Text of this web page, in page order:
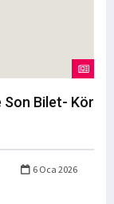
Bilet- Kör
6 Oca 2026